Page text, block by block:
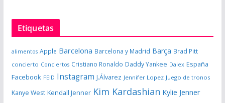
Etiquetas
alimentos Apple Barcelona Barcelona y Madrid Barça Brad Pitt
concierto Conciertos Cristiano Ronaldo Daddy Yankee Dalex España
Facebook FEID Instagram J.Álvarez Jennifer Lopez Juego de tronos
Kanye West Kendall Jenner Kim Kardashian Kylie Jenner